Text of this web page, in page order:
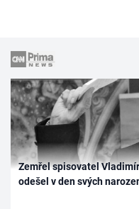
Zemřel spisovatel
odešel v den svých